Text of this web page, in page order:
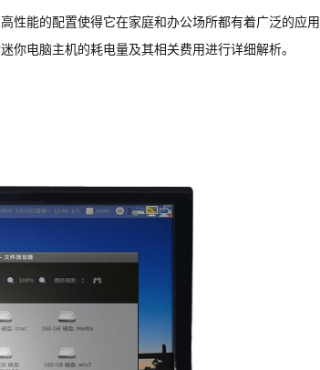
性能的配置使得它在家庭和办公场所都有着广泛的应
电脑主机的耗电量及其相关费用进行详细解析。